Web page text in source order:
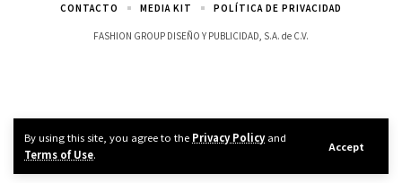
By using this site, you agree to the Privacy Policyand
Terms of Use.
Accept
FASHION GROUP DISEÑO Y PUBLICIDAD, S.A. de C.V.
CONTACTO MEDIA KIT POLÍTICA DE PRIVACIDAD